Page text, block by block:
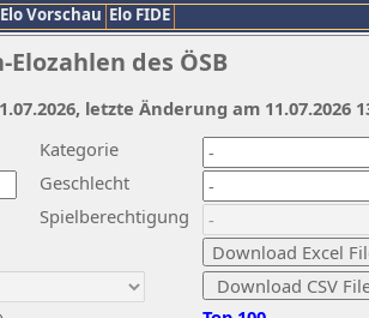
Elo Vorschau Elo FIDE
des ÖSB
Kategorie
Geschlecht
Spielberechtigung
letzte Änderung am 11.07.2026